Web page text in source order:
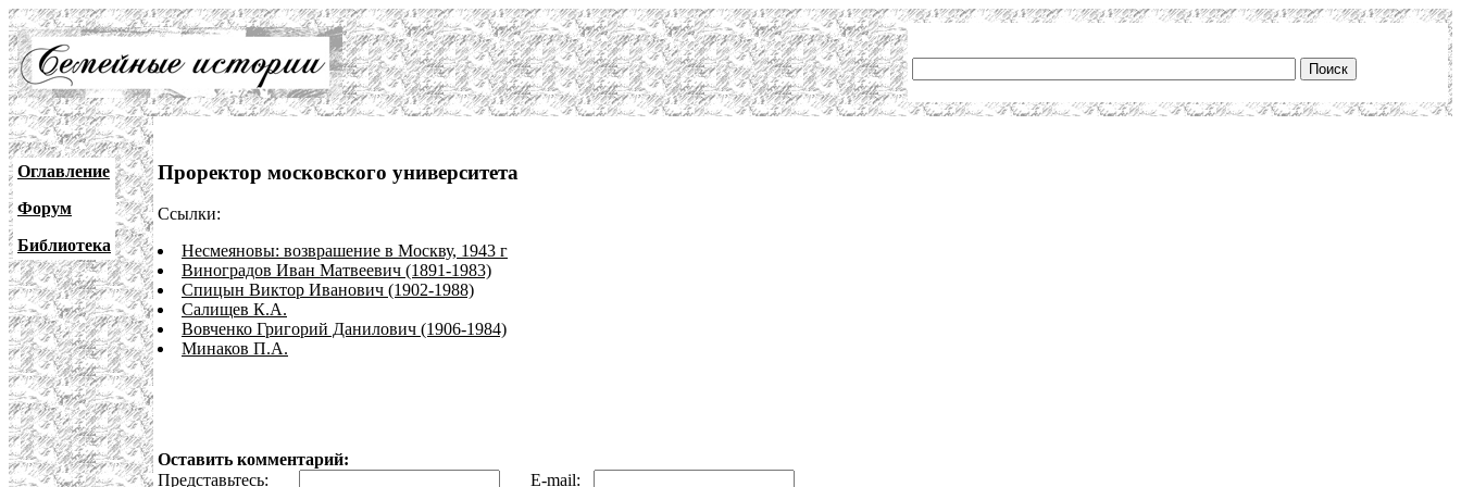
Оглавление
Форум
Библиотека
Проректор московского университета
Ссылки:
Несмеяновы: возврашение в Москву, 1943 г
Виноградов Иван Матвеевич (1891-1983)
Спицын Виктор Иванович (1902-1988)
Салищев К.А.
Вовченко Григорий Данилович (1906-1984)
Минаков П.А.
Оставить комментарий:
Представьтесь:
E-mail: